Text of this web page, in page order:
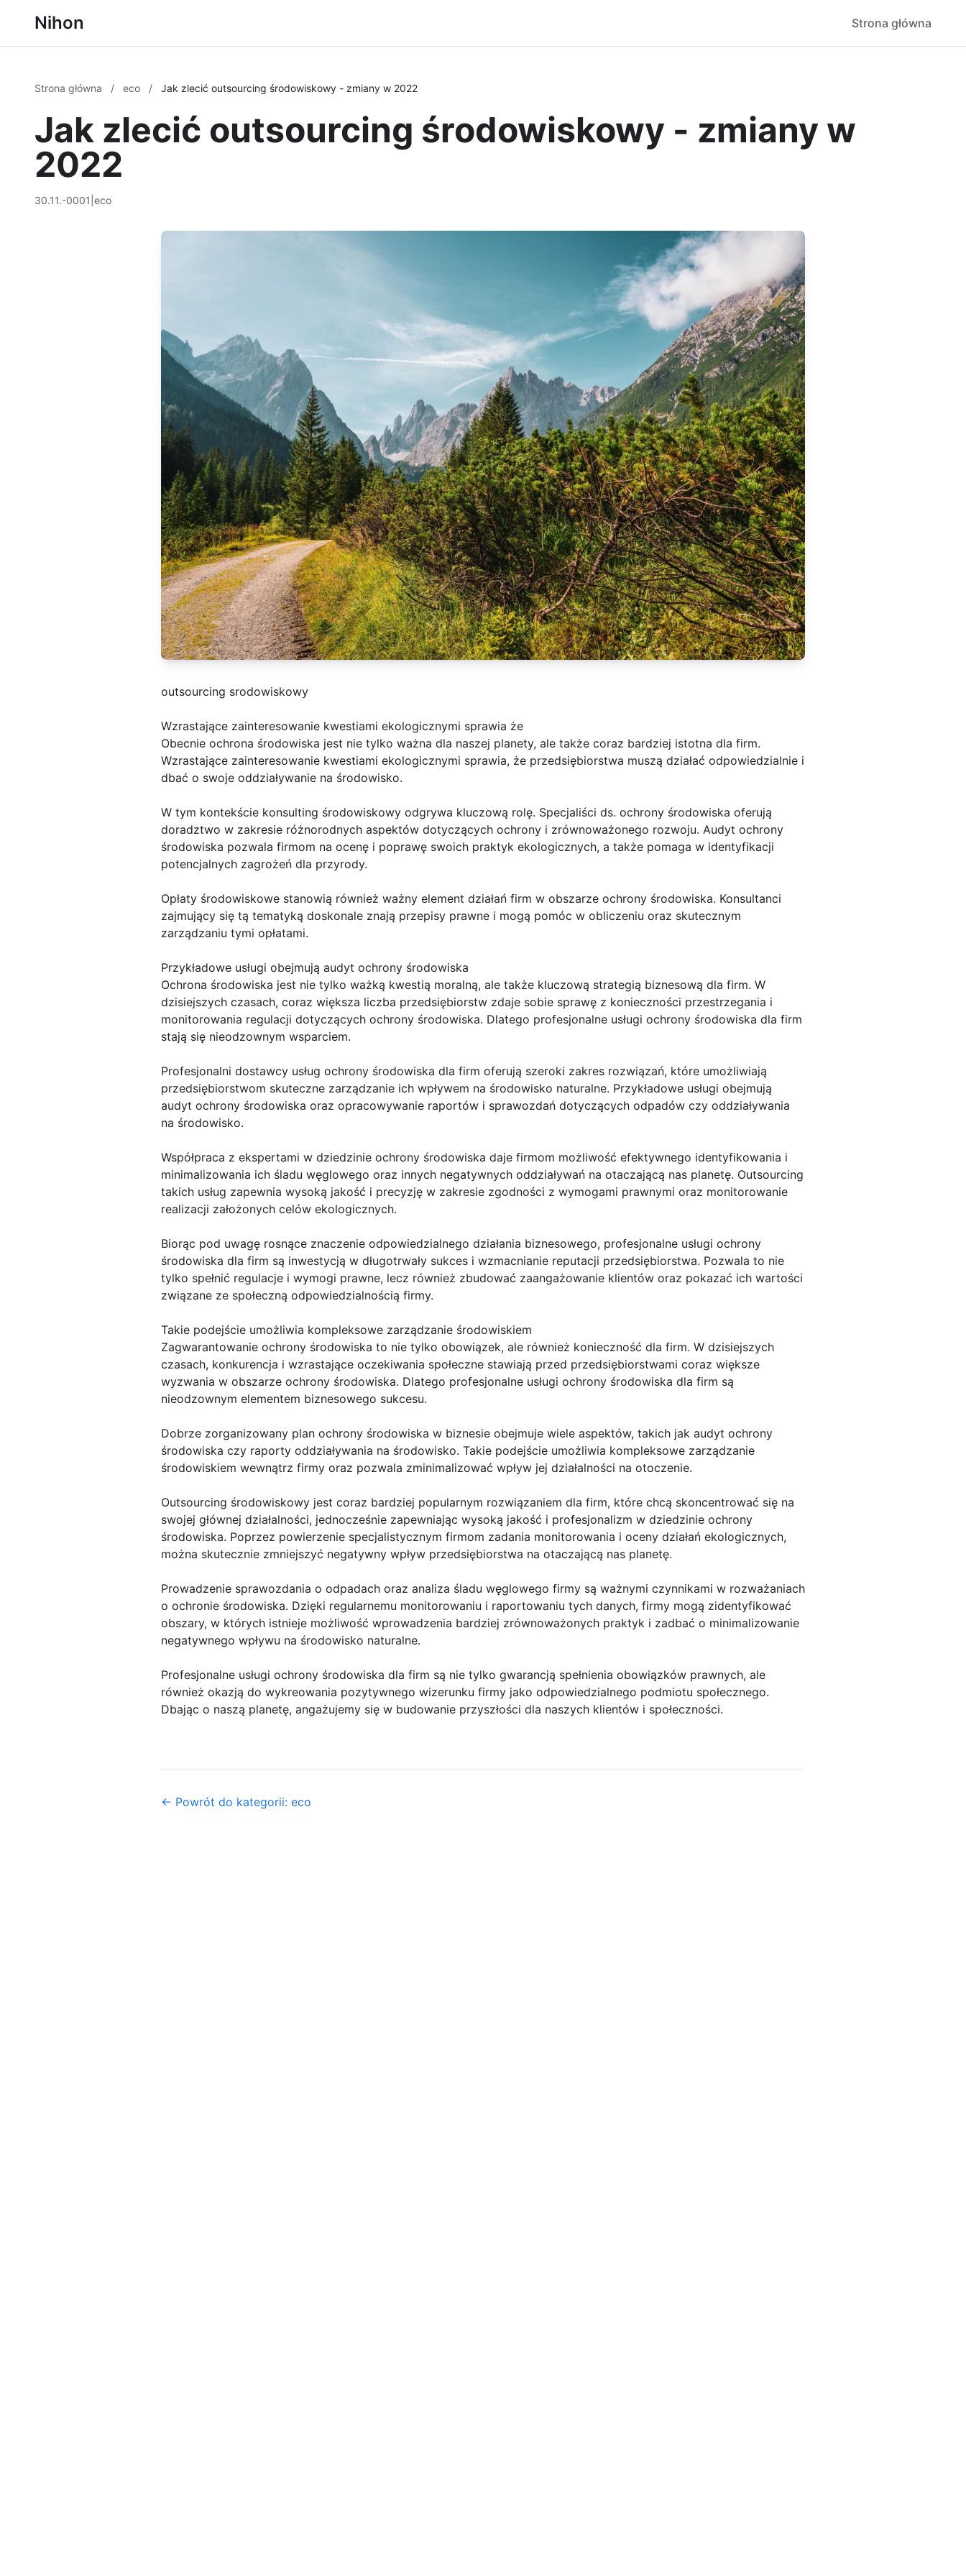
Nihon Strona główna
Strona główna / eco / Jak zlecić outsourcing środowiskowy - zmiany w 2022
Jak zlecić outsourcing środowiskowy - zmiany w
2022
30.11.-0001 eco
outsourcing srodowiskowy
Wzrastające zainteresowanie kwestiami ekologicznymi sprawia że
Obecnie ochrona środowiska jest nie tylko ważna dla naszej planety, ale także coraz bardziej istotna dla firm.
Wzrastające zainteresowanie kwestiami ekologicznymi sprawia, że przedsiębiorstwa muszą działać odpowiedzialnie i
dbać o swoje oddziaływanie na środowisko.
W tym kontekście konsulting środowiskowy odgrywa kluczową rolę. Specjaliści ds. ochrony środowiska oferują
doradztwo w zakresie różnorodnych aspektów dotyczących ochrony i zrównoważonego rozwoju. Audyt ochrony
środowiska pozwala firmom na ocenę i poprawę swoich praktyk ekologicznych, a także pomaga w identyfikacji
potencjalnych zagrożeń dla przyrody.
Opłaty środowiskowe stanowią również ważny element działań firm w obszarze ochrony środowiska. Konsultanci
zajmujący się tą tematyką doskonale znają przepisy prawne i mogą pomóc w obliczeniu oraz skutecznym
zarządzaniu tymi opłatami.
Przykładowe usługi obejmują audyt ochrony środowiska
Ochrona środowiska jest nie tylko ważką kwestią moralną, ale także kluczową strategią biznesową dla firm. W
dzisiejszych czasach, coraz większa liczba przedsiębiorstw zdaje sobie sprawę z konieczności przestrzegania i
monitorowania regulacji dotyczących ochrony środowiska. Dlatego profesjonalne usługi ochrony środowiska dla firm
stają się nieodzownym wsparciem.
Profesjonalni dostawcy usług ochrony środowiska dla firm oferują szeroki zakres rozwiązań, które umożliwiają
przedsiębiorstwom skuteczne zarządzanie ich wpływem na środowisko naturalne. Przykładowe usługi obejmują
audyt ochrony środowiska oraz opracowywanie raportów i sprawozdań dotyczących odpadów czy oddziaływania
na środowisko.
Współpraca z ekspertami w dziedzinie ochrony środowiska daje firmom możliwość efektywnego identyfikowania i
minimalizowania ich śladu węglowego oraz innych negatywnych oddziaływań na otaczającą nas planetę. Outsourcing
takich usług zapewnia wysoką jakość i precyzję w zakresie zgodności z wymogami prawnymi oraz monitorowanie
realizacji założonych celów ekologicznych.
Biorąc pod uwagę rosnące znaczenie odpowiedzialnego działania biznesowego, profesjonalne usługi ochrony
środowiska dla firm są inwestycją w długotrwały sukces i wzmacnianie reputacji przedsiębiorstwa. Pozwala to nie
tylko spełnić regulacje i wymogi prawne, lecz również zbudować zaangażowanie klientów oraz pokazać ich wartości
związane ze społeczną odpowiedzialnością firmy.
Takie podejście umożliwia kompleksowe zarządzanie środowiskiem
Zagwarantowanie ochrony środowiska to nie tylko obowiązek, ale również konieczność dla firm. W dzisiejszych
czasach, konkurencja i wzrastające oczekiwania społeczne stawiają przed przedsiębiorstwami coraz większe
wyzwania w obszarze ochrony środowiska. Dlatego profesjonalne usługi ochrony środowiska dla firm są
nieodzownym elementem biznesowego sukcesu.
Dobrze zorganizowany plan ochrony środowiska w biznesie obejmuje wiele aspektów, takich jak audyt ochrony
środowiska czy raporty oddziaływania na środowisko. Takie podejście umożliwia kompleksowe zarządzanie
środowiskiem wewnątrz firmy oraz pozwala zminimalizować wpływ jej działalności na otoczenie.
Outsourcing środowiskowy jest coraz bardziej popularnym rozwiązaniem dla firm, które chcą skoncentrować się na
swojej głównej działalności, jednocześnie zapewniając wysoką jakość i profesjonalizm w dziedzinie ochrony
środowiska. Poprzez powierzenie specjalistycznym firmom zadania monitorowania i oceny działań ekologicznych,
można skutecznie zmniejszyć negatywny wpływ przedsiębiorstwa na otaczającą nas planetę.
Prowadzenie sprawozdania o odpadach oraz analiza śladu węglowego firmy są ważnymi czynnikami w rozważaniach
o ochronie środowiska. Dzięki regularnemu monitorowaniu i raportowaniu tych danych, firmy mogą zidentyfikować
obszary, w których istnieje możliwość wprowadzenia bardziej zrównoważonych praktyk i zadbać o minimalizowanie
negatywnego wpływu na środowisko naturalne.
Profesjonalne usługi ochrony środowiska dla firm są nie tylko gwarancją spełnienia obowiązków prawnych, ale
również okazją do wykreowania pozytywnego wizerunku firmy jako odpowiedzialnego podmiotu społecznego.
Dbając o naszą planetę, angażujemy się w budowanie przyszłości dla naszych klientów i społeczności.
← Powrót do kategorii: eco